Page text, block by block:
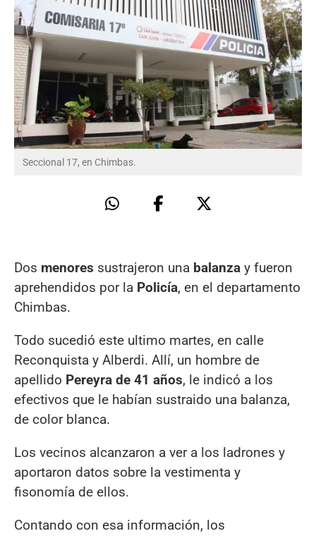
Seccional 17, en Chimbas.
Dos menores sustrajeron una balanza y fueron
aprehendidos por la Policía, en el departamento
Chimbas.
Todo sucedió este ultimo martes, en calle
Reconquista y Alberdi. Allí, un hombre de
apellido Pereyra de 41 años, le indicó a los
efectivos que le habían sustraido una balanza,
de color blanca.
Los vecinos alcanzaron a ver a los ladrones y
aportaron datos sobre la vestimenta y
fisonomía de ellos.
Contando con esa información, los